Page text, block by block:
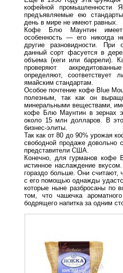
кофейной промышленности
предъявляемые ею
день в мире не имеют равных.
Кофе Блю Маунтин
особенность — его никогда
другие разновидности. При
данный сорт фасуется в
объема (кеги или баррели).
проверяют
определяют, соответствует
ямайским стандартам.
Особое почтение кофе Blue
полезным, так как он
минеральными веществами,
кофе Блю Маунтин в зернах
около 15 млн долларов. В
бизнес-элиты.
Так как от 80 до 90% урожая
свободной продаже довольно
представители США.
Конечно, для гурманов кофе
истинное наслаждение
гораздо больше. Они считают,
с его помощью однажды
которые ныне разбросаны
том, что чашечка
бодрящего напитка за одним